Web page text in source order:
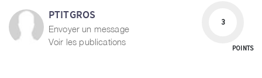
PTITGROS
Envoyer un message
Voir les publications
3
POINTS